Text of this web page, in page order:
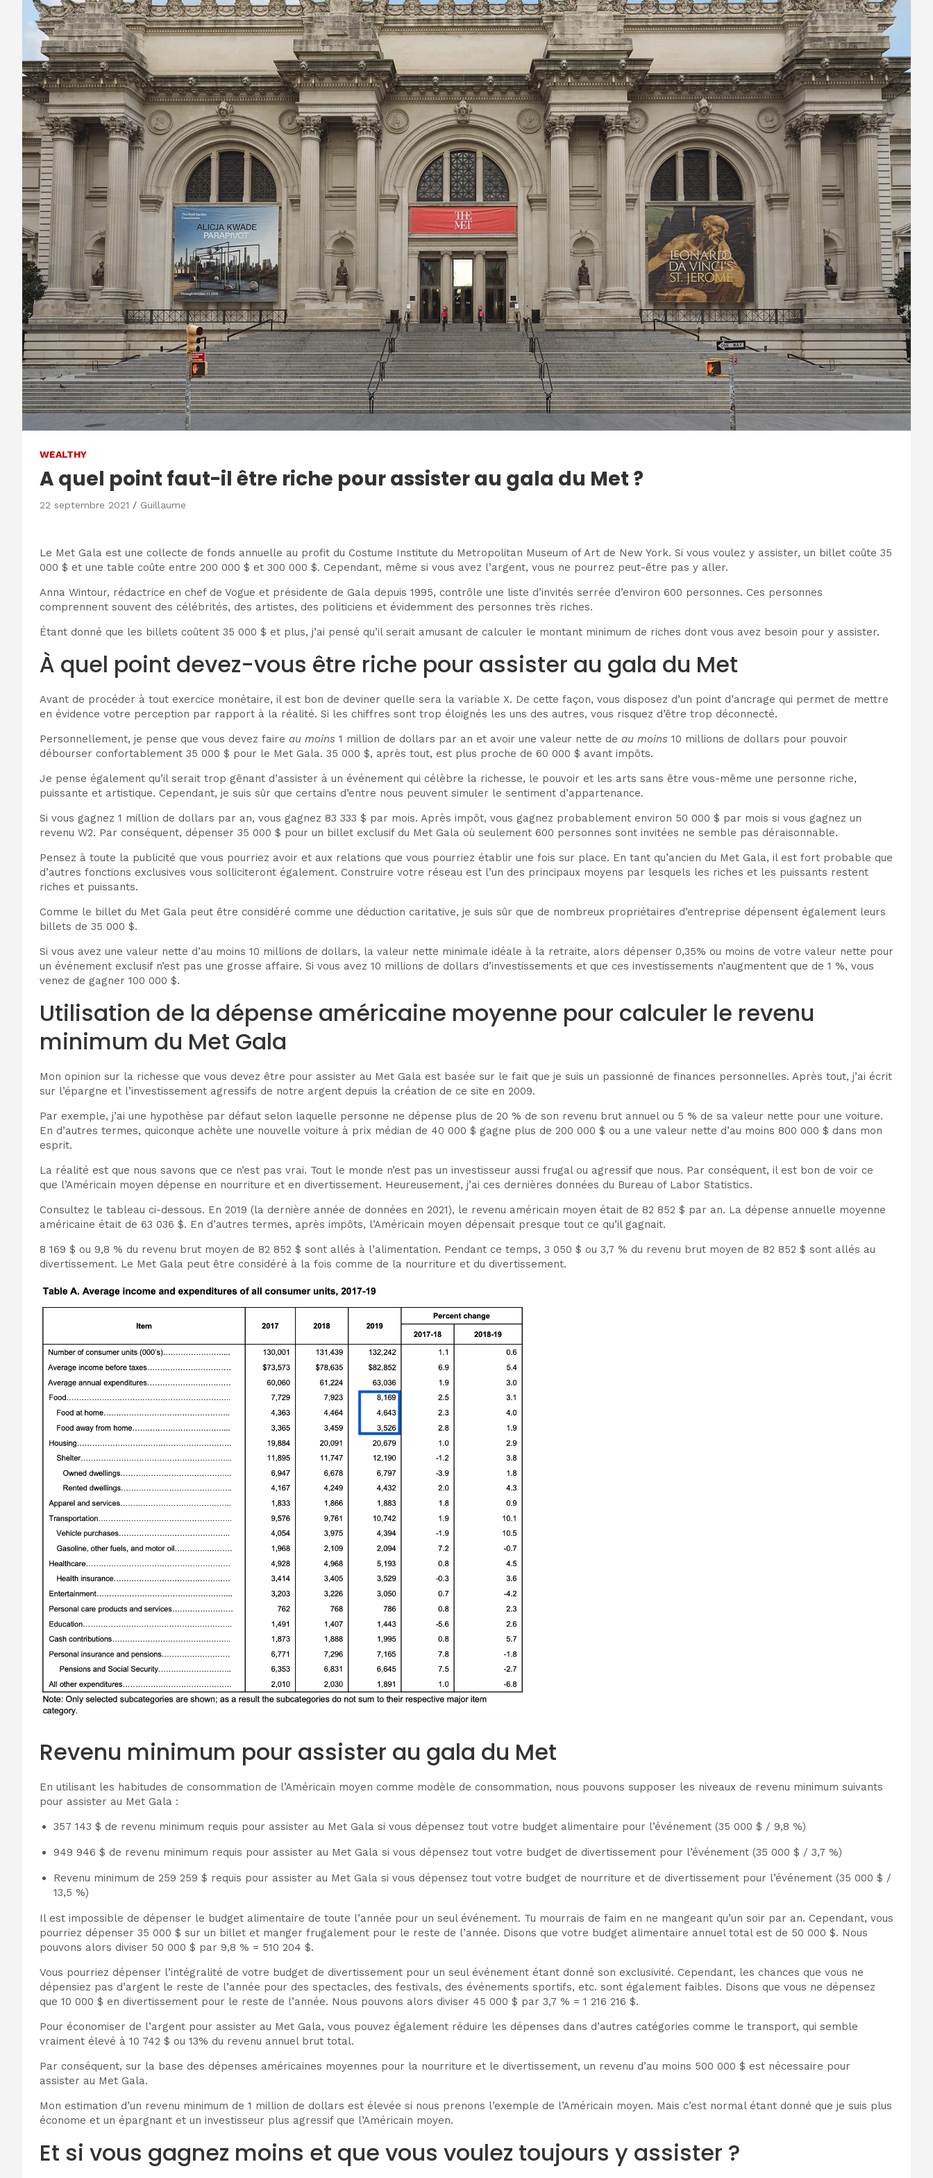
WEALTHY
A quel point faut-il être riche pour assister au gala du Met ?
22 septembre 2021 Guillaume
Le Met Gala est une collecte de fonds annuelle au profit du Costume Institute du Metropolitan Museum of Art de New York. Si vous voulez y assister, un billet coûte 35
000 $ et une table coûte entre 200 000 $ et 300 000 $. Cependant, même si vous avez l’argent, vous ne pourrez peut-être pas y aller.
Anna Wintour, rédactrice en chef de Vogue et présidente de Gala depuis 1995, contrôle une liste d’invités serrée d’environ 600 personnes. Ces personnes
comprennent souvent des célébrités, des artistes, des politiciens et évidemment des personnes très riches.
Étant donné que les billets coûtent 35 000 $ et plus, j’ai pensé qu’il serait amusant de calculer le montant minimum de riches dont vous avez besoin pour y assister.
À quel point devez-vous être riche pour assister au gala du Met
Avant de procéder à tout exercice monétaire, il est bon de deviner quelle sera la variable X. De cette façon, vous disposez d’un point d’ancrage qui permet de mettre
en évidence votre perception par rapport à la réalité. Si les chiffres sont trop éloignés les uns des autres, vous risquez d’être trop déconnecté.
Personnellement, je pense que vous devez faire au moins 1 million de dollars par an et avoir une valeur nette de au moins 10 millions de dollars pour pouvoir
débourser confortablement 35 000 $ pour le Met Gala. 35 000 $, après tout, est plus proche de 60 000 $ avant impôts.
Je pense également qu’il serait trop gênant d’assister à un événement qui célèbre la richesse, le pouvoir et les arts sans être vous-même une personne riche,
puissante et artistique. Cependant, je suis sûr que certains d’entre nous peuvent simuler le sentiment d’appartenance.
Si vous gagnez 1 million de dollars par an, vous gagnez 83 333 $ par mois. Après impôt, vous gagnez probablement environ 50 000 $ par mois si vous gagnez un
revenu W2. Par conséquent, dépenser 35 000 $ pour un billet exclusif du Met Gala où seulement 600 personnes sont invitées ne semble pas déraisonnable.
Pensez à toute la publicité que vous pourriez avoir et aux relations que vous pourriez établir une fois sur place. En tant qu’ancien du Met Gala, il est fort probable que
d’autres fonctions exclusives vous solliciteront également. Construire votre réseau est l’un des principaux moyens par lesquels les riches et les puissants restent
riches et puissants.
Comme le billet du Met Gala peut être considéré comme une déduction caritative, je suis sûr que de nombreux propriétaires d’entreprise dépensent également leurs
billets de 35 000 $.
Si vous avez une valeur nette d’au moins 10 millions de dollars, la valeur nette minimale idéale à la retraite, alors dépenser 0,35% ou moins de votre valeur nette pour
un événement exclusif n’est pas une grosse affaire. Si vous avez 10 millions de dollars d’investissements et que ces investissements n’augmentent que de 1 %, vous
venez de gagner 100 000 $.
Utilisation de la dépense américaine moyenne pour calculer le revenu
minimum du Met Gala
Mon opinion sur la richesse que vous devez être pour assister au Met Gala est basée sur le fait que je suis un passionné de finances personnelles. Après tout, j’ai écrit
sur l’épargne et l’investissement agressifs de notre argent depuis la création de ce site en 2009.
Par exemple, j’ai une hypothèse par défaut selon laquelle personne ne dépense plus de 20 % de son revenu brut annuel ou 5 % de sa valeur nette pour une voiture.
En d’autres termes, quiconque achète une nouvelle voiture à prix médian de 40 000 $ gagne plus de 200 000 $ ou a une valeur nette d’au moins 800 000 $ dans mon
esprit.
La réalité est que nous savons que ce n’est pas vrai. Tout le monde n’est pas un investisseur aussi frugal ou agressif que nous. Par conséquent, il est bon de voir ce
que l’Américain moyen dépense en nourriture et en divertissement. Heureusement, j’ai ces dernières données du Bureau of Labor Statistics.
Consultez le tableau ci-dessous. En 2019 (la dernière année de données en 2021), le revenu américain moyen était de 82 852 $ par an. La dépense annuelle moyenne
américaine était de 63 036 $. En d’autres termes, après impôts, l’Américain moyen dépensait presque tout ce qu’il gagnait.
8 169 $ ou 9,8 % du revenu brut moyen de 82 852 $ sont allés à l’alimentation. Pendant ce temps, 3 050 $ ou 3,7 % du revenu brut moyen de 82 852 $ sont allés au
divertissement. Le Met Gala peut être considéré à la fois comme de la nourriture et du divertissement.
Revenu minimum pour assister au gala du Met
En utilisant les habitudes de consommation de l’Américain moyen comme modèle de consommation, nous pouvons supposer les niveaux de revenu minimum suivants
pour assister au Met Gala :
357 143 $ de revenu minimum requis pour assister au Met Gala si vous dépensez tout votre budget alimentaire pour l’événement (35 000 $ / 9,8 %)
949 946 $ de revenu minimum requis pour assister au Met Gala si vous dépensez tout votre budget de divertissement pour l’événement (35 000 $ / 3,7 %)
Revenu minimum de 259 259 $ requis pour assister au Met Gala si vous dépensez tout votre budget de nourriture et de divertissement pour l’événement (35 000 $ /
13,5 %)
Il est impossible de dépenser le budget alimentaire de toute l’année pour un seul événement. Tu mourrais de faim en ne mangeant qu’un soir par an. Cependant, vous
pourriez dépenser 35 000 $ sur un billet et manger frugalement pour le reste de l’année. Disons que votre budget alimentaire annuel total est de 50 000 $. Nous
pouvons alors diviser 50 000 $ par 9,8 % = 510 204 $.
Vous pourriez dépenser l’intégralité de votre budget de divertissement pour un seul événement étant donné son exclusivité. Cependant, les chances que vous ne
dépensiez pas d’argent le reste de l’année pour des spectacles, des festivals, des événements sportifs, etc. sont également faibles. Disons que vous ne dépensez
que 10 000 $ en divertissement pour le reste de l’année. Nous pouvons alors diviser 45 000 $ par 3,7 % = 1 216 216 $.
Pour économiser de l’argent pour assister au Met Gala, vous pouvez également réduire les dépenses dans d’autres catégories comme le transport, qui semble
vraiment élevé à 10 742 $ ou 13% du revenu annuel brut total.
Par conséquent, sur la base des dépenses américaines moyennes pour la nourriture et le divertissement, un revenu d’au moins 500 000 $ est nécessaire pour
assister au Met Gala.
Mon estimation d’un revenu minimum de 1 million de dollars est élevée si nous prenons l’exemple de l’Américain moyen. Mais c’est normal étant donné que je suis plus
économe et un épargnant et un investisseur plus agressif que l’Américain moyen.
Et si vous gagnez moins et que vous voulez toujours y assister ?